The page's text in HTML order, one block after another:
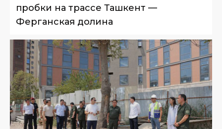
пробки на трассе Ташкент —
Ферганская долина